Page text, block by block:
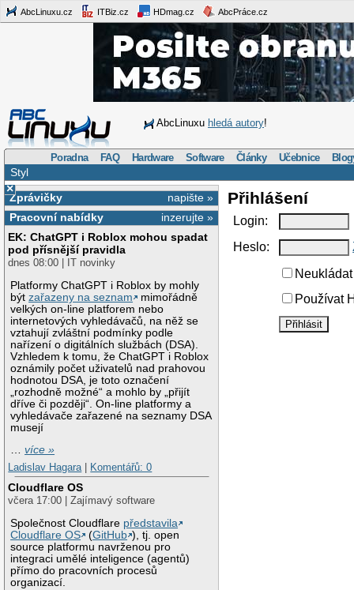
AbcLinuxu.cz ITBiz.cz HDmag.cz AbcPráce.cz
AbcLinuxu hledá autory!
Poradna FAQ Hardware Software Články Učebnice
Styl
×
napište »
Zprávičky
inzerujte »
Pracovní nabídky
EK: ChatGPT i Roblox mohou spadat
pod přísnější pravidla
dnes 08:00 | IT novinky
Platformy ChatGPT i Roblox by mohly
býtzařazeny na seznam
mimořádně
velkých on-line platforem nebo
internetových vyhledávačů, na něž se
vztahují zvláštní podmínky podle
nařízení o digitálních službách (DSA).
Vzhledem k tomu, že ChatGPT i Roblox
oznámily počet uživatelů nad prahovou
hodnotou DSA, je toto označení
„rozhodně možné“ a mohlo by „přijít
dříve či později“. On-line platformy a
vyhledávače zařazené na seznamy DSA
musejí
…více »
Ladislav Hagara
Komentářů: 0
Cloudflare OS
včera 17:00 | Zajímavý software
Společnost Cloudflare představila
Cloudflare OS
(GitHub ), tj. open
source platformu navrženou pro
integraci umělé inteligence (agentů)
přímo do pracovních procesů
organizací.
Přihlášení
Login:
Heslo:
Používat